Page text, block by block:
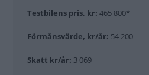
Testbilens pris, kr: 465 800*
Förmånsvärde, kr/år: 54 200
Skatt kr/år: 3 069